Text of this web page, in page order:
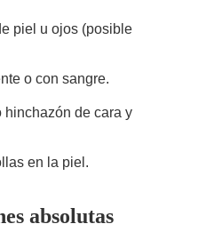
piel u ojos (posible
o con sangre.
hinchazón de cara y
en la piel.
absolutas